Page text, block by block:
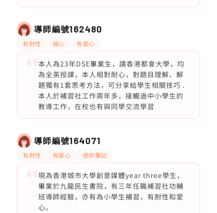
導師編號162480
有耐性 細心 有愛心
本人為23年DSE畢業生，讀香港都會大學，均
為全英授課，本人相對耐心，對題目理解、解
題獨有1套思考方法，可分享給學生相關技巧 .
本人於補習社工作兩年多，接觸過中小學生的
教導工作，在校也有與同學交流學習
導師編號164071
有耐性 有愛心 提供筆記
現為香港城市大學創意媒體year three學生，
畢業於九龍民生書院，有三年任職補習社功輔
班導師經驗，亦有為小學生補習，有耐性和愛
心。